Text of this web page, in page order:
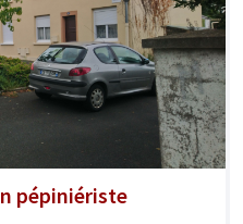
pépiniériste